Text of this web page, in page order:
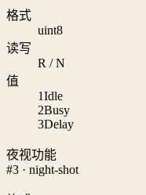
格式
uint8
读写
R / N
值
1Idle
2Busy
3Delay
夜视功能
#3 · night-shot